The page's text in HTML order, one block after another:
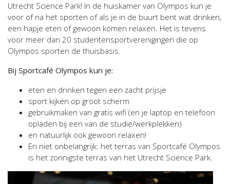
Utrecht Science Park! In de huiskamer van Olympos kun je
voor of na het sporten of als je in de buurt bent wat drinken,
een hapje eten of gewoon komen relaxen. Het is tevens
voor meer dan 20 studentensportverenigingen die op
Olympos sporten de thuisbasis.
Bij Sportcafé Olympos kun je:
eten en drinken tegen een zacht prijsje
sport kijken op groot scherm
gebruikmaken van gratis wifi (en je laptop en telefoon
opladen bij een van de studie/werkplekken)
en natuurlijk ook gewoon relaxen!
En niet onbelangrijk: het terras van Sportcafé Olympos
is het zonnigste terras van het Utrecht Science Park.